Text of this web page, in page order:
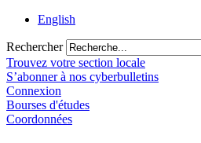
English
Rechercher
Trouvez votre section locale
S’abonner à nos cyberbulletins
Connexion
Bourses d'études
Coordonnées